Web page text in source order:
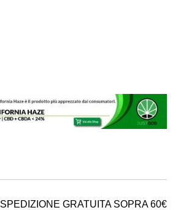
SPEDIZIONE GRATUITA SOPRA 60€